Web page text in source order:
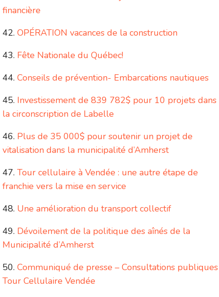
financière
OPÉRATION vacances de la construction
Fête Nationale du Québec!
Conseils de prévention- Embarcations nautiques
Investissement de 839 782$ pour 10 projets dans
la circonscription de Labelle
Plus de 35 000$ pour soutenir un projet de
vitalisation dans la municipalité d’Amherst
Tour cellulaire à Vendée : une autre étape de
franchie vers la mise en service
Une amélioration du transport collectif
Dévoilement de la politique des aînés de la
Municipalité d’Amherst
Communiqué de presse – Consultations publiques
Tour Cellulaire Vendée